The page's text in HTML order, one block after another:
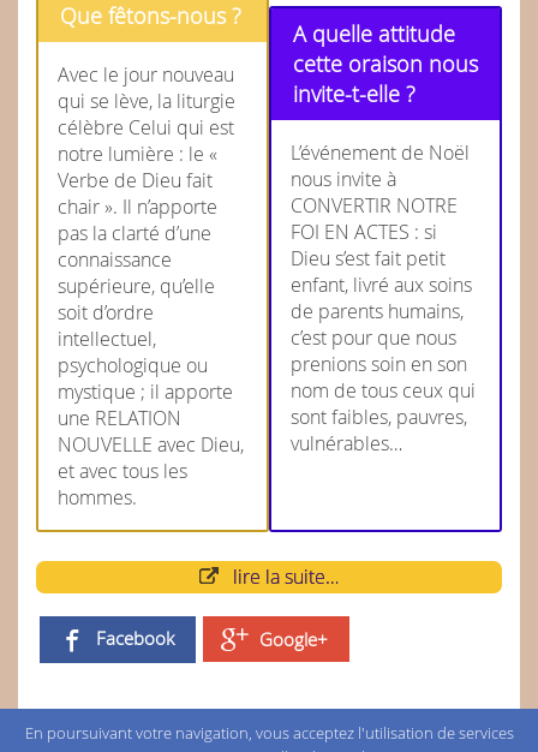
Que fêtons-nous ?
Avec le jour nouveau
qui se lève, la liturgie
célèbre Celui qui est
notre lumière : le «
Verbe de Dieu fait
chair ». Il n’apporte
pas la clarté d’une
connaissance
supérieure, qu’elle
soit d’ordre
intellectuel,
psychologique ou
mystique ; il apporte
une RELATION
NOUVELLE avec Dieu,
et avec tous les
hommes.
A quelle attitude
cette oraison nous
invite-t-elle ?
L’événement de Noël
nous invite à
CONVERTIR NOTRE
FOI EN ACTES : si
Dieu s’est fait petit
enfant, livré aux soins
de parents humains,
c’est pour que nous
prenions soin en son
nom de tous ceux qui
sont faibles, pauvres,
vulnérables…
lire la suite…
Facebook Google+
En poursuivant votre navigation, vous acceptez l'utilisation de services